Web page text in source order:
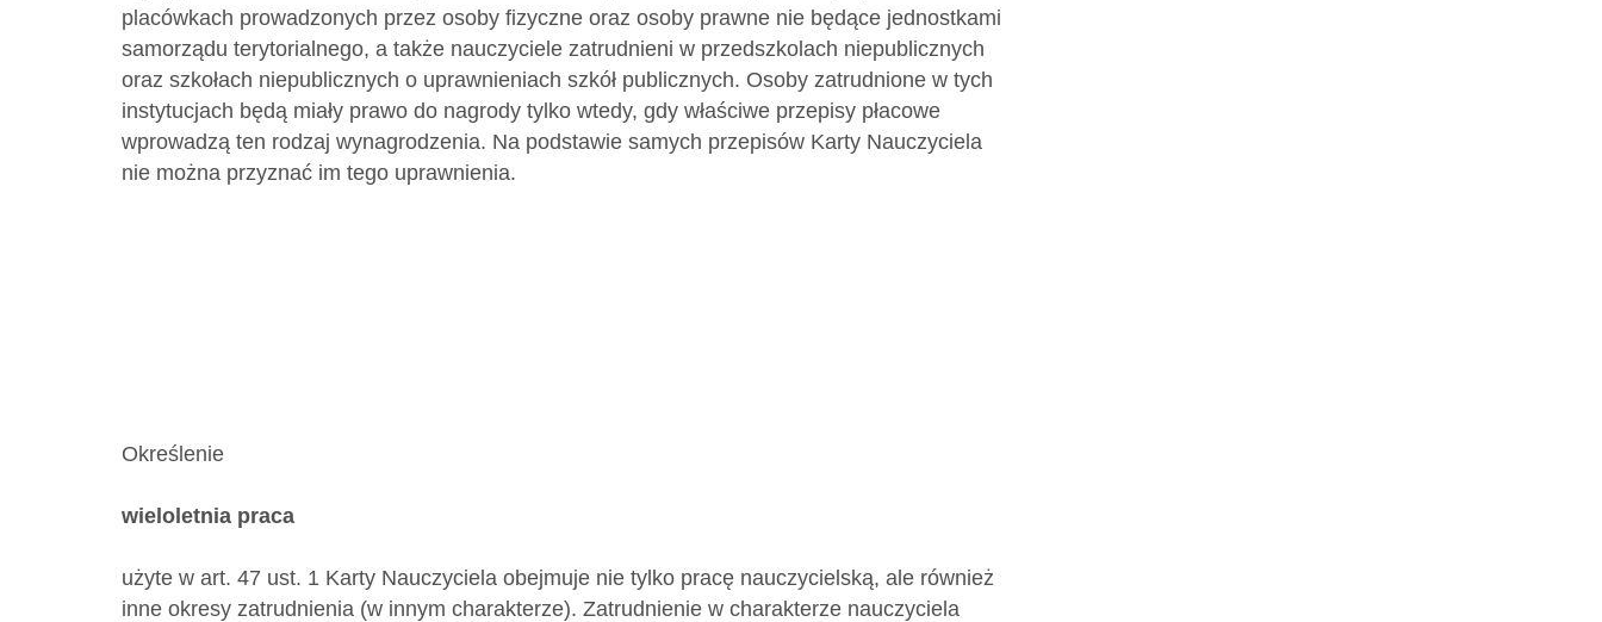
placówkach prowadzonych przez osoby fizyczne oraz osoby prawne nie będące jednostkami
samorządu terytorialnego, a także nauczyciele zatrudnieni w przedszkolach niepublicznych
oraz szkołach niepublicznych o uprawnieniach szkół publicznych. Osoby zatrudnione w tych
instytucjach będą miały prawo do nagrody tylko wtedy, gdy właściwe przepisy płacowe
wprowadzą ten rodzaj wynagrodzenia. Na podstawie samych przepisów Karty Nauczyciela
nie można przyznać im tego uprawnienia.
Określenie
wieloletnia praca
użyte w art. 47 ust. 1 Karty Nauczyciela obejmuje nie tylko pracę nauczycielską, ale również
inne okresy zatrudnienia (w innym charakterze). Zatrudnienie w charakterze nauczyciela